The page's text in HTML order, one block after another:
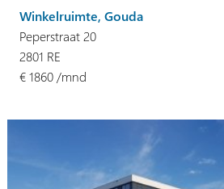
Winkelruimte, Gouda
Peperstraat 20
2801 RE
€ 1860 /mnd